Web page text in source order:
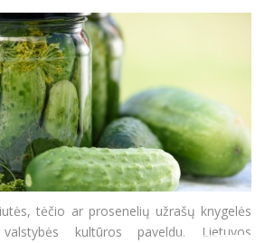
tėčio ar prosenelių užrašų knygelės
kultūros paveldu. Lietuvos